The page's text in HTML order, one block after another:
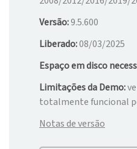
Versão:9.5.600
Liberado:08/03/2025
Espaço em disco
Limitações da Demo:
totalmente funcional
Notas de versão